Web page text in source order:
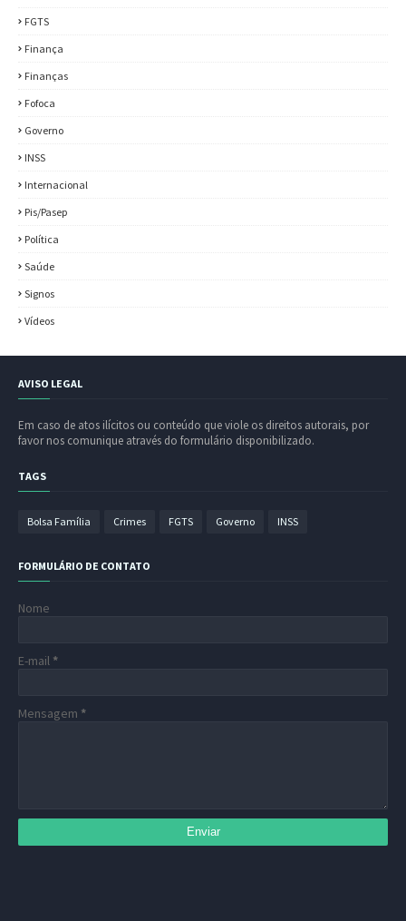
FGTS
Finança
Finanças
Fofoca
Governo
INSS
Internacional
Pis/Pasep
Política
Saúde
Signos
Vídeos
AVISO LEGAL
Em caso de atos ilícitos ou conteúdo que viole os direitos autorais, por
favor nos comunique através do formulário disponibilizado.
TAGS
Bolsa Família Crimes FGTS Governo INSS
FORMULÁRIO DE CONTATO
Nome
E-mail *
Mensagem *